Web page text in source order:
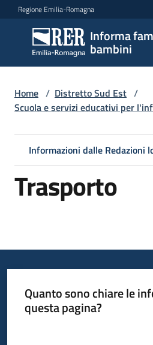
Vai al contenuto
Vai alla navigazione
Vai al footer
Regione Emilia-Romagna
Informa
bambini
Informa
famiglie
e
bambini
Argomenti
Servizi
le
Informazioni
Home / Distretto Sud Est /
Scuola e servizi educativi per
Informazioni dalle Redazioni
Trasporto
Quanto sono chiare le
questa pagina?